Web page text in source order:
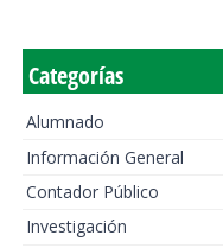
Categorías
Alumnado
Información General
Contador Público
Investigación